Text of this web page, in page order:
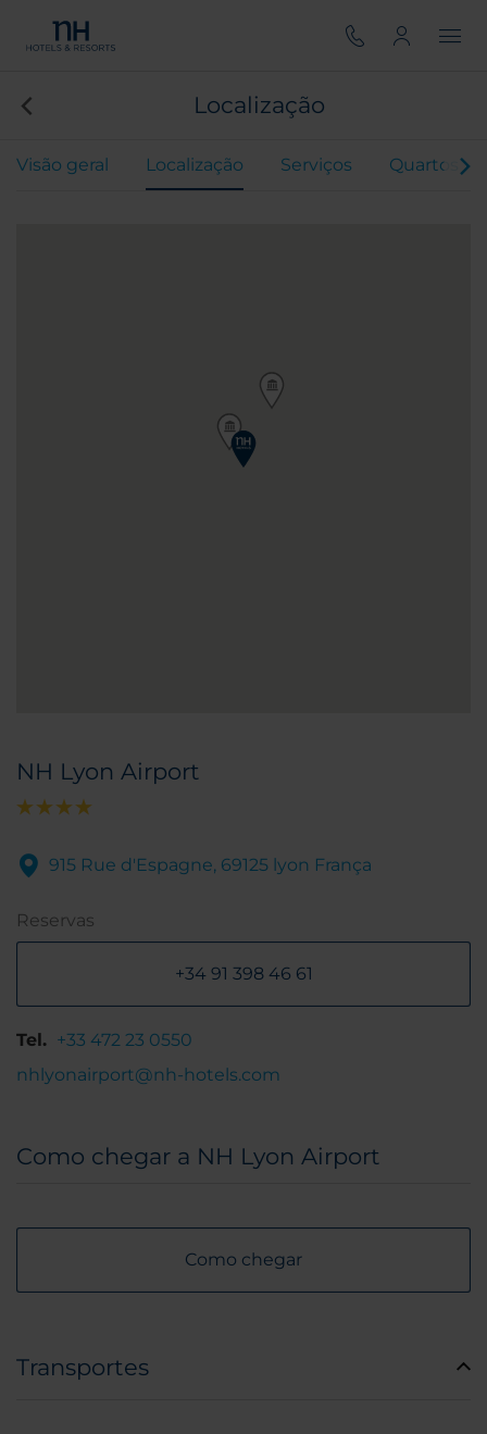
Localização
Visão geral Localização Serviços Quartos
NH Lyon Airport
915 Rue d'Espagne, 69125 lyon França
Reservas
+34 91 398 46 61
Tel. +33 472 23 0550
nhlyonairport@nh-hotels.com
Como chegar a NH Lyon Airport
Como chegar
Transportes